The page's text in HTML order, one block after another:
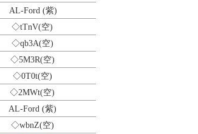
AL-Ford (紫)
◇tTnV(空)
◇qb3A(空)
◇5M3R(空)
◇0T0t(空)
◇2MWt(空)
AL-Ford (紫)
◇wbnZ(空)